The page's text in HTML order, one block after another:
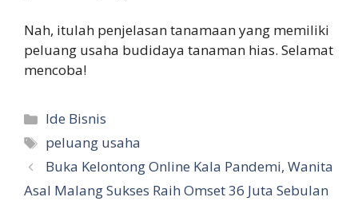
Nah, itulah penjelasan tanamaan yang memiliki
peluang usaha budidaya tanaman hias. Selamat
mencoba!
Categories
Ide Bisnis
Tags
peluang usaha
Buka Kelontong Online Kala Pandemi, Wanita
Asal Malang Sukses Raih Omset 36 Juta Sebulan